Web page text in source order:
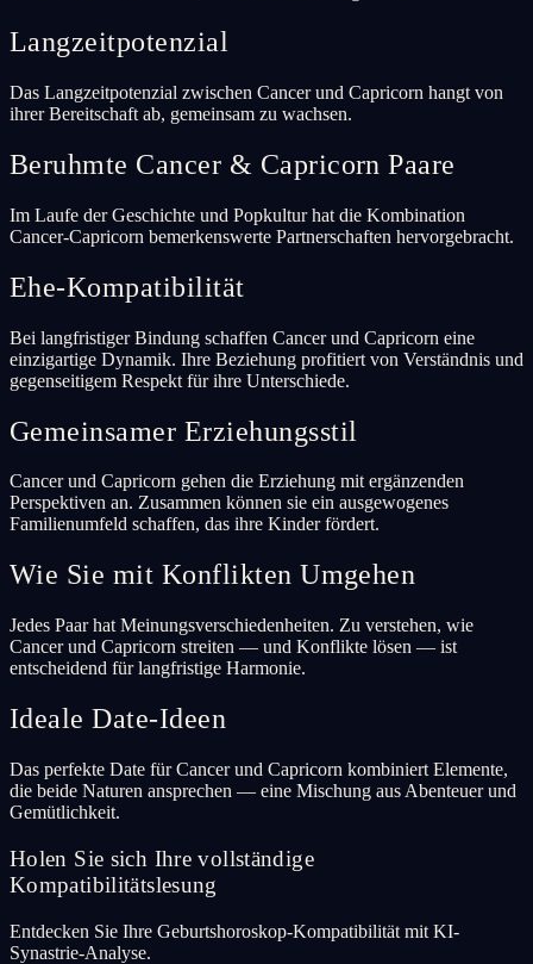
Langzeitpotenzial
Das Langzeitpotenzial zwischen Cancer und Capricorn hangt von
ihrer Bereitschaft ab, gemeinsam zu wachsen.
Beruhmte Cancer & Capricorn Paare
Im Laufe der Geschichte und Popkultur hat die Kombination
Cancer-Capricorn bemerkenswerte Partnerschaften hervorgebracht.
Ehe-Kompatibilität
Bei langfristiger Bindung schaffen Cancer und Capricorn eine
einzigartige Dynamik. Ihre Beziehung profitiert von Verständnis und
gegenseitigem Respekt für ihre Unterschiede.
Gemeinsamer Erziehungsstil
Cancer und Capricorn gehen die Erziehung mit ergänzenden
Perspektiven an. Zusammen können sie ein ausgewogenes
Familienumfeld schaffen, das ihre Kinder fördert.
Wie Sie mit Konflikten Umgehen
Jedes Paar hat Meinungsverschiedenheiten. Zu verstehen, wie
Cancer und Capricorn streiten — und Konflikte lösen — ist
entscheidend für langfristige Harmonie.
Ideale Date-Ideen
Das perfekte Date für Cancer und Capricorn kombiniert Elemente,
die beide Naturen ansprechen — eine Mischung aus Abenteuer und
Gemütlichkeit.
Holen Sie sich Ihre vollständige
Kompatibilitätslesung
Entdecken Sie Ihre Geburtshoroskop-Kompatibilität mit KI-
Synastrie-Analyse.